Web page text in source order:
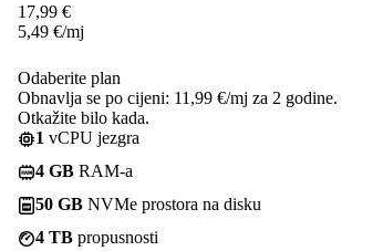
17,99 €
5,49 €/mj
Odaberite plan
Obnavlja se po cijeni: 11,99 €/mj za 2 godine.
Otkažite bilo kada.
1 vCPU jezgra
4 GB RAM-a
50 GB NVMe prostora na disku
4 TB propusnosti